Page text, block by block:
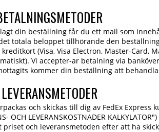
din beställning får du ett mail som
totala beloppet tillhörande den
(Visa, Visa Electron, Master-Card,
Vi accepter-ar betalning via
kommer din beställning att
LEVERANSMETODER
och skickas till dig av FedEx Express
LEVERANSKOSTNADER
och leveransmetoden efter att ha